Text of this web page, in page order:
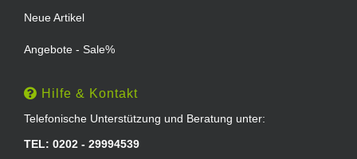
Neue Artikel
Angebote - Sale%
Hilfe & Kontakt
Telefonische Unterstützung und Beratung unter:
TEL: 0202 - 29994539